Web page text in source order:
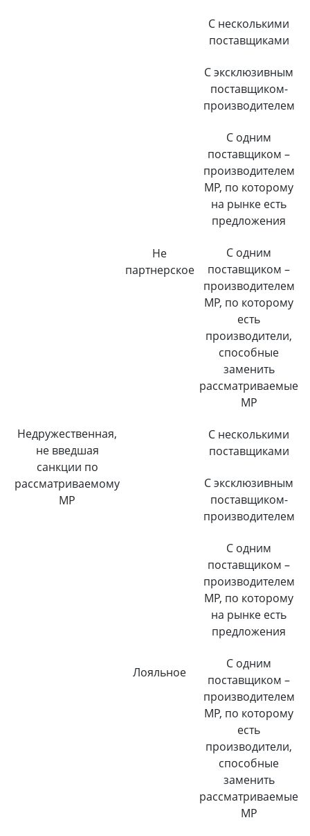
С несколькими
поставщиками
Недружественная,
не введшая
санкции по
рассматриваемому
МР
Не
партнерское
С эксклюзивным
поставщиком-
производителем
С одним
поставщиком –
производителем
МР, по которому
на рынке есть
предложения
С одним
поставщиком –
производителем
МР, по которому
есть
производители,
способные
заменить
рассматриваемые
МР
С несколькими
поставщиками
Лояльное
С эксклюзивным
поставщиком-
производителем
С одним
поставщиком –
производителем
МР, по которому
на рынке есть
предложения
С одним
поставщиком –
производителем
МР, по которому
есть
производители,
способные
заменить
рассматриваемые
МР